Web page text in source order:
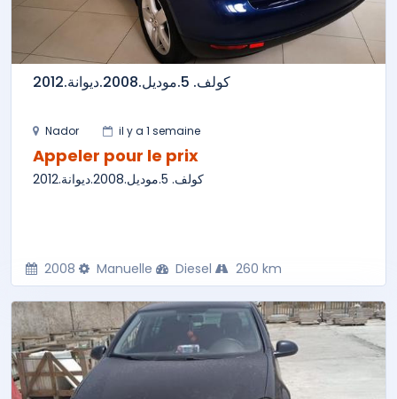
كولف. 5.موديل.2008.ديوانة.2012
Nador il y a 1 semaine
Appeler pour le prix
كولف. 5.موديل.2008.ديوانة.2012
2008 Manuelle Diesel 260 km